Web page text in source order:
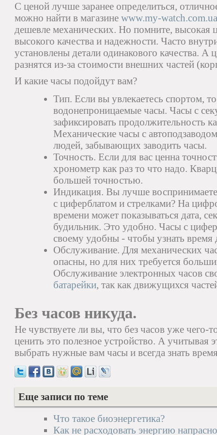
С ценой лучше заранее определиться,
можно найти в магазине www.my-watch.com.ua
дешевле механических. Но помните, высокая
высокого качества и надежности. Часто
установлены детали одинакового качества.
разнятся из-за стоимости внешних частей
И какие часы подойдут вам?
Тип. Если вы увлекаетесь спортом,
водонепроницаемые часы. Часы с
зафиксировать продолжительность
Механические часы с
людей, забывающих заводить часы.
Точность. Если для вас ценна
хронометр как раз то что надо.
большей точностью.
Индикация. Вы лучше
с циферблатом и стрелками? На
времени может показываться дата,
будильник. Это удобно. Часы с
своему удобны - чтобы узнать время
Обслуживание. Для механических
опасны, но для них требуется
Обслуживание электронных часов
батарейки, так как движущихся
Без часов никуда.
Не чувствуете ли вы, что без часов уже чего-
ценить это полезное устройство. А учитывая
выбрать нужные вам часы и всегда знать
Еще записи по теме
Что такое биоэнергетика?
Как не расходовать энергию